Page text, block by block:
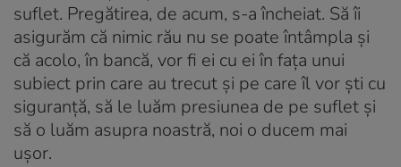
suflet. Pregătirea, de acum, s-a încheiat. Să îi
asigurăm că nimic rău nu se poate întâmpla și
că acolo, în bancă, vor fi ei cu ei în fața unui
subiect prin care au trecut și pe care îl vor ști cu
siguranță, să le luăm presiunea de pe suflet și
să o luăm asupra noastră, noi o ducem mai
ușor.